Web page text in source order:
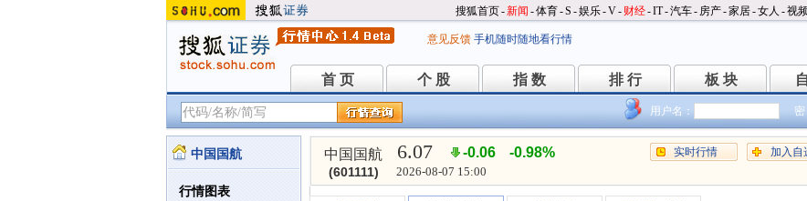
搜狐首页-新闻 -体育-S -娱乐-V- 财经-IT-汽车- 房产-家居-女人 -视
意见反馈 手机随时随地看行情
首 页
首 页 个 股
个 股 指 数
指 数 排 行
排 行 板 块
板 块
用户名：
中国国航
行情图表
中国国航
(601111)
6.07 -0.06 -0.98%
2026-08-07 15:00
实时行情 加入自